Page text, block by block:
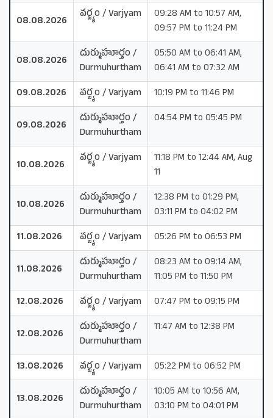
08.08.2026
వర్జ్యం / Varjyam
09:28 AM to 10:57 AM,
09:57 PM to 11:24 PM
08.08.2026
దుర్ముహూర్తం /
Durmuhurtham
05:50 AM to 06:41 AM,
06:41 AM to 07:32 AM
09.08.2026
వర్జ్యం / Varjyam 10:19 PM to 11:46 PM
09.08.2026
దుర్ముహూర్తం /
Durmuhurtham
04:54 PM to 05:45 PM
10.08.2026
వర్జ్యం / Varjyam
11:18 PM to 12:44 AM, Aug
11
10.08.2026
దుర్ముహూర్తం /
Durmuhurtham
12:38 PM to 01:29 PM,
03:11 PM to 04:02 PM
11.08.2026
వర్జ్యం / Varjyam 05:26 PM to 06:53 PM
11.08.2026
దుర్ముహూర్తం /
Durmuhurtham
08:23 AM to 09:14 AM,
11:05 PM to 11:50 PM
12.08.2026
వర్జ్యం / Varjyam 07:47 PM to 09:15 PM
12.08.2026
దుర్ముహూర్తం /
Durmuhurtham
11:47 AM to 12:38 PM
13.08.2026 వర్జ్యం / Varjyam 05:22 PM to 06:52 PM
13.08.2026
దుర్ముహూర్తం /
Durmuhurtham
10:05 AM to 10:56 AM,
03:10 PM to 04:01 PM